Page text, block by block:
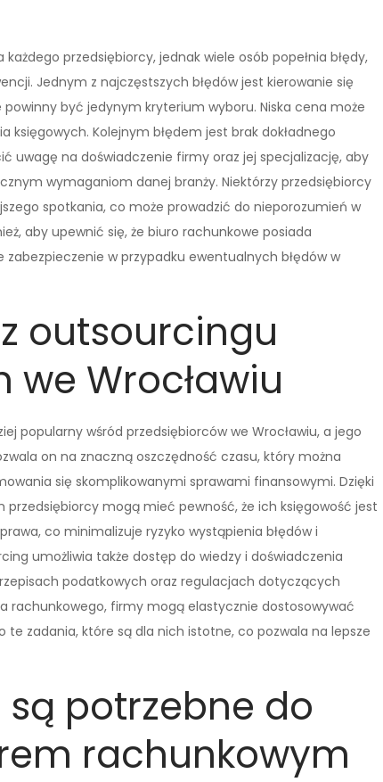
przedsiębiorcy, jednak wiele osób popełnia błędy,
Jednym z najczęstszych błędów jest kierowanie się
powinny być jedynym kryterium wyboru. Niska cena może
księgowych. Kolejnym błędem jest brak dokładnego
uwagę na doświadczenie firmy oraz jej specjalizację, aby
wymaganiom danej branży. Niektórzy przedsiębiorcy
spotkania, co może prowadzić do nieporozumień w
aby upewnić się, że biuro rachunkowe posiada
w przypadku ewentualnych błędów w
outsourcingu
we Wrocławiu
popularny wśród przedsiębiorców we Wrocławiu, a jego
on na znaczną oszczędność czasu, który można
się skomplikowanymi sprawami finansowymi. Dzięki
mogą mieć pewność, że ich księgowość jest
co minimalizuje ryzyko wystąpienia błędów i
umożliwia także dostęp do wiedzy i doświadczenia
podatkowych oraz regulacjach dotyczących
rachunkowego, firmy mogą elastycznie dostosowywać
te zadania, które są dla nich istotne, co pozwala na lepsze
potrzebne do
rachunkowym